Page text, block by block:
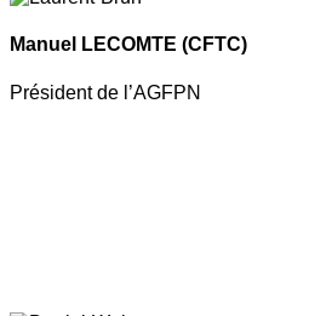
Manuel LECOMTE (CFTC)
Président de l’AGFPN